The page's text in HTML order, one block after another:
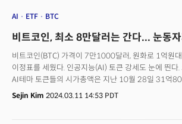
AI ETF BTC
비트코인, 최소 8만달러는 간다... 눈동
비트코인(BTC) 가격이 7만1000달러, 원화로 1억원
이정표를 세웠다. 인공지능(AI) 토큰 강세도 눈에 띈다
AI테마 토큰들의 시가총액은 지난 10월 28일 31억
11일(현지시각) 282억달러로 800%가량 급증했다.
페치에이아이(FET)는 708%, 싱귤레러티넷(AGIX)는
Sejin Kim 2024.03.11 14:53 PDT